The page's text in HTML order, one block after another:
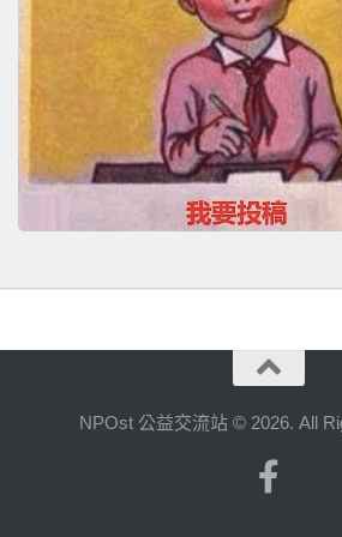
NPOst 公益交流站 © 2026. All